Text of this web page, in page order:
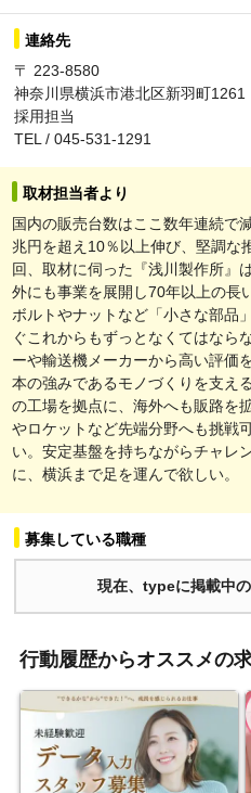
連絡先
〒 223-8580
神奈川県横浜市港北区新羽町1261
採用担当
TEL / 045-531-1291
取材担当者より
国内の販売台数はここ数年連続で
兆円を超え10％以上伸び、堅調な
回、取材に伺った『浅川製作所』
外にも事業を展開し70年以上の長
ボルトやナットなど「小さな部品
ぐこれからもずっとなくてはなら
ーや輸送機メーカーから高い評価
本の強みであるモノづくりを支え
の工場を拠点に、海外へも販路を
やロケットなど先端分野へも挑戦
い。安定基盤を持ちながらチャレ
に、横浜まで足を運んで欲しい。
募集している職種
現在、typeに掲載中の
行動履歴からオススメの